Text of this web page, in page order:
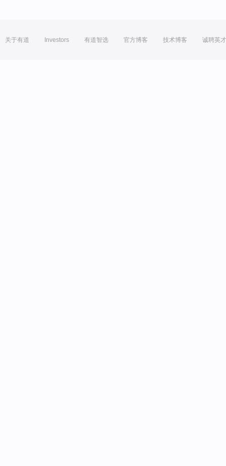
关于有道 Investors 有道智选 官方博客 技术博客 诚聘英才